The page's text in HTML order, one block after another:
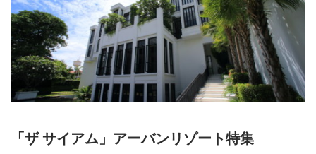
「ザ サイアム」アーバンリゾート特集